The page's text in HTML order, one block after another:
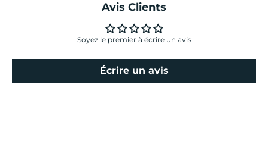
Avis Clients
Soyez le premier à écrire un avis
Écrire un avis